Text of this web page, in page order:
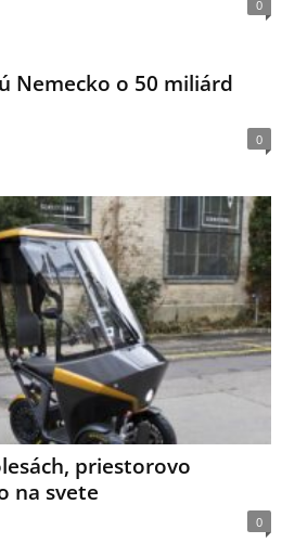
0
Nemecko o 50 miliárd
0
priestorovo
na svete
0